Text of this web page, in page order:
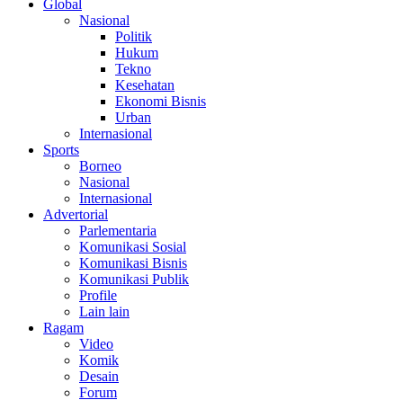
Global
Nasional
Politik
Hukum
Tekno
Kesehatan
Ekonomi Bisnis
Urban
Internasional
Sports
Borneo
Nasional
Internasional
Advertorial
Parlementaria
Komunikasi Sosial
Komunikasi Bisnis
Komunikasi Publik
Profile
Lain lain
Ragam
Video
Komik
Desain
Forum